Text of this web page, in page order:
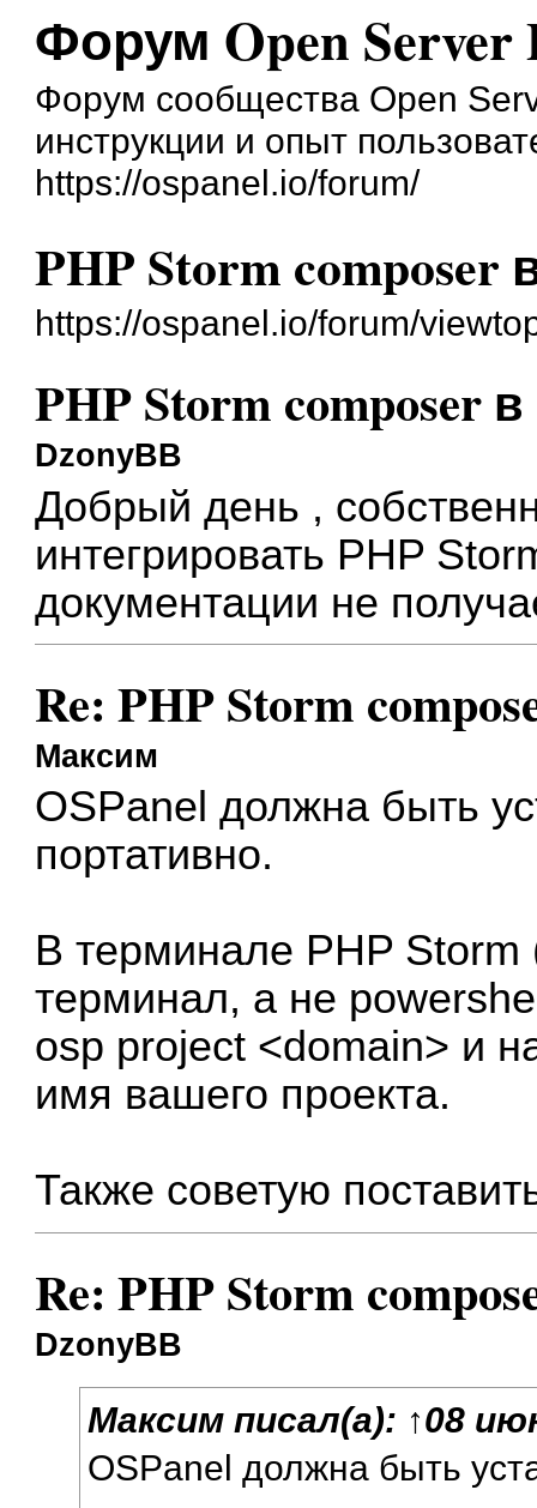
Форум Open Server
Форум сообщества Open
инструкции и опыт
https://ospanel.io/forum/
PHP Storm composer
https://ospanel.io/forum/
PHP Storm composer в
DzonyBB
Добрый день ,
интегрировать PHP
документации не
Re: PHP Storm
Максим
OSPanel должна быть
портативно.
В терминале PHP Storm
терминал, а не
osp project <domain> и
имя вашего проекта.
Также советую
Re: PHP Storm
DzonyBB
Максим писал(а): ↑08
OSPanel должна быть